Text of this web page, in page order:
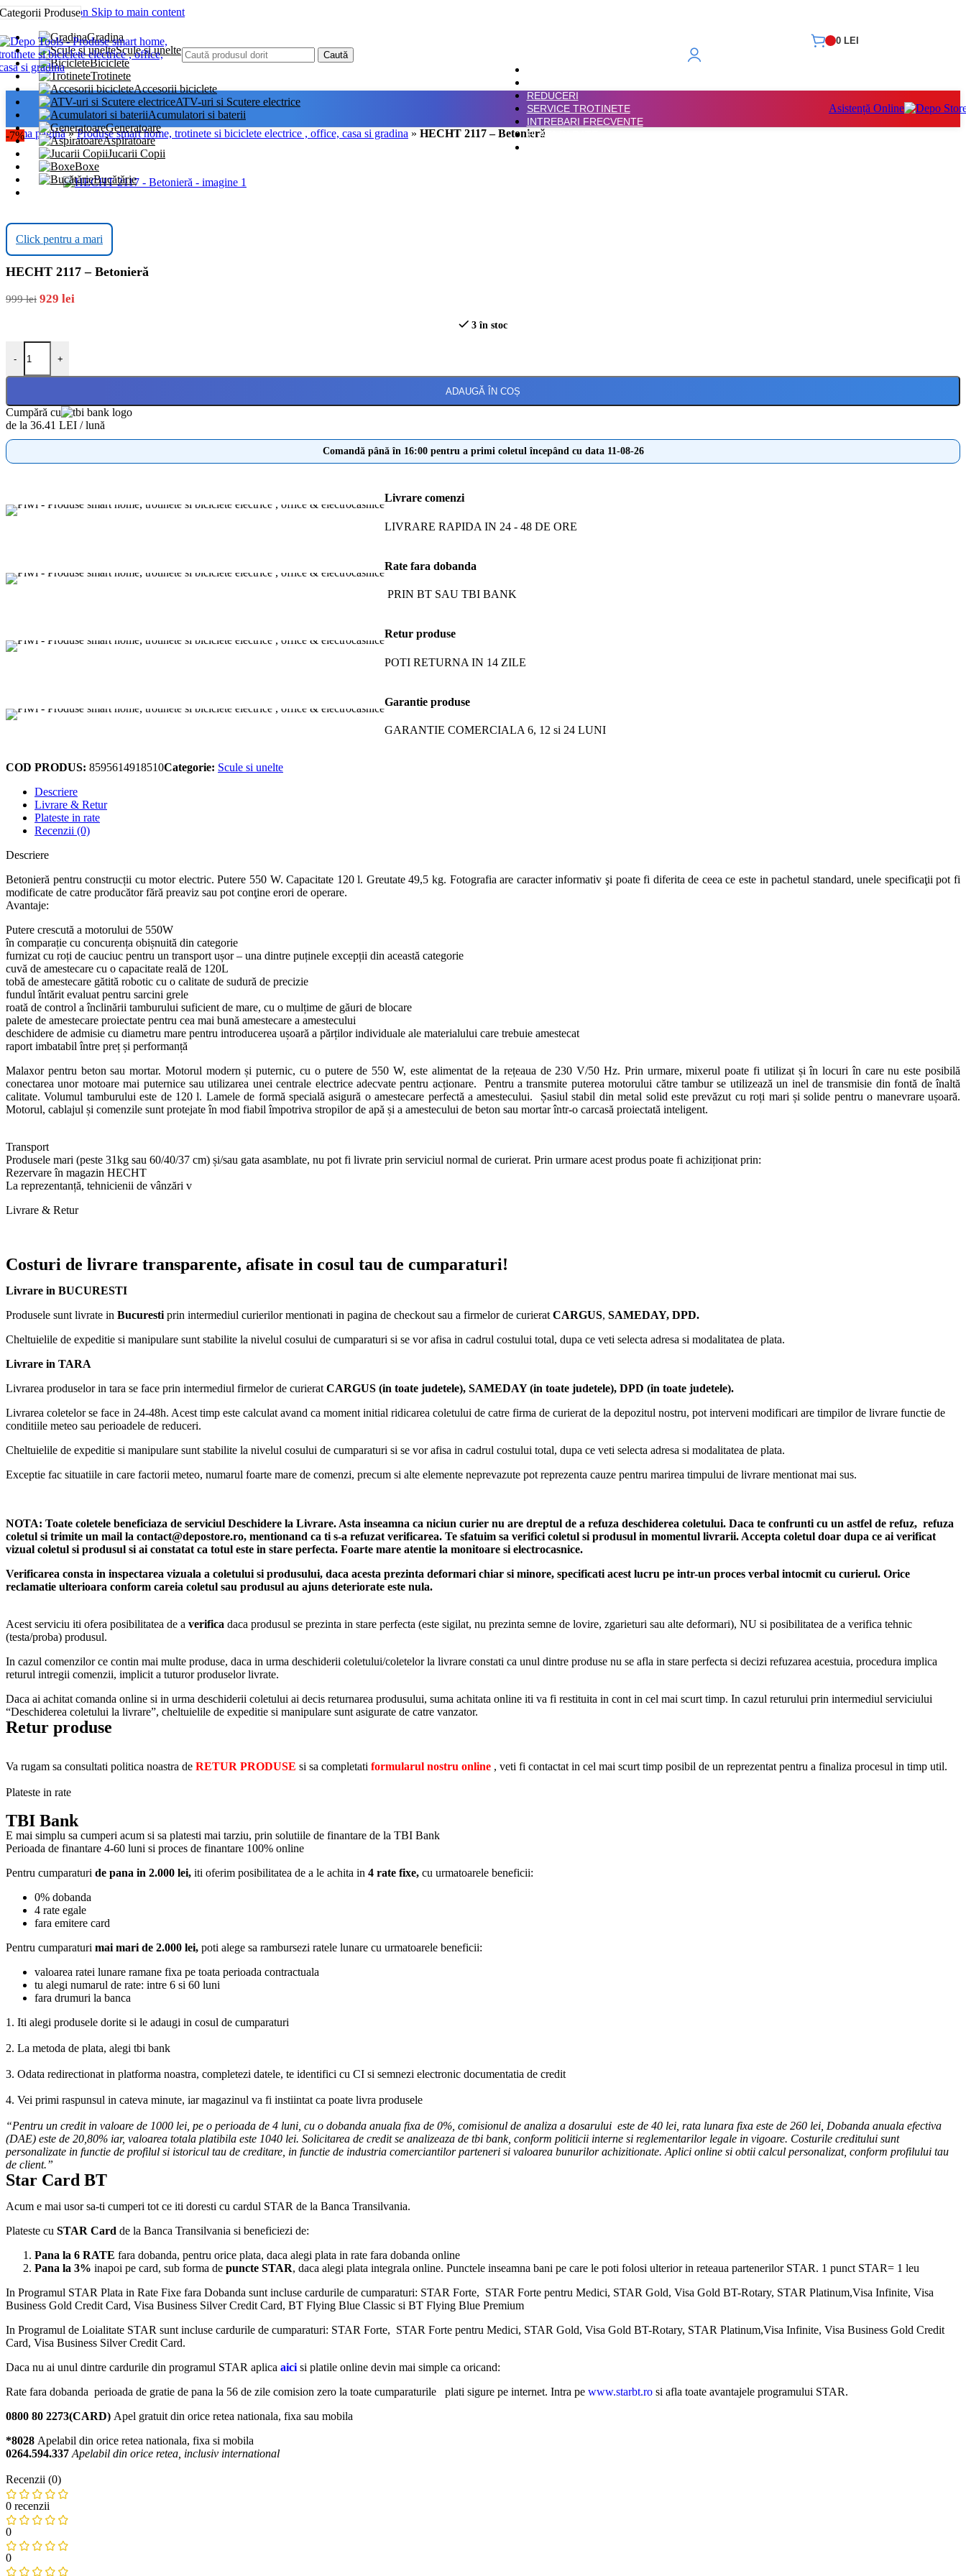
Skip to navigation Skip to main content
Caută
0 LEI
Categorii Produse
Gradina
Scule si unelte
Biciclete
Trotinete
Accesorii biciclete
ATV-uri si Scutere electrice
Acumulatori si baterii
Generatoare
Aspiratoare
Jucarii Copii
Boxe
Bucătărie
REDUCERI
SERVICE TROTINETE
INTREBARI FRECVENTE
PLATA IN RATE
Asistență Online
Prima pagină»Produse smart home, trotinete si biciclete electrice , office, casa si gradina » HECHT 2117 – Betonieră
-7%
Click pentru a mari
HECHT 2117 – Betonieră
999lei 929 lei
3 în stoc
- +
ADAUGĂ ÎN COȘ
Cumpără cu
de la 36.41 LEI / lună
Comandă până în 16:00 pentru a primi coletul începând cu data 11-08-26
Livrare comenzi
LIVRARE RAPIDA IN 24 - 48 DE ORE
Rate fara dobanda
PRIN BT SAU TBI BANK
Retur produse
POTI RETURNA IN 14 ZILE
Garantie produse
GARANTIE COMERCIALA 6, 12 si 24 LUNI
COD PRODUS: 8595614918510Categorie: Scule si unelte
Descriere
Livrare & Retur
Plateste in rate
Recenzii (0)
Descriere
Betonieră pentru construcții cu motor electric. Putere 550 W. Capacitate 120 l. Greutate 49,5 kg. Fotografia are caracter informativ şi poate fi diferita de ceea ce este in pachetul standard, unele specificaţii pot fi
modificate de catre producător fără preaviz sau pot conţine erori de operare.
Avantaje:
Putere crescută a motorului de 550W
în comparație cu concurența obișnuită din categorie
furnizat cu roți de cauciuc pentru un transport ușor – una dintre puținele excepții din această categorie
cuvă de amestecare cu o capacitate reală de 120L
tobă de amestecare gătită robotic cu o calitate de sudură de precizie
fundul întărit evaluat pentru sarcini grele
roată de control a înclinării tamburului suficient de mare, cu o mulțime de găuri de blocare
palete de amestecare proiectate pentru cea mai bună amestecare a amestecului
deschidere de admisie cu diametru mare pentru introducerea ușoară a părților individuale ale materialului care trebuie amestecat
raport imbatabil între preț și performanță
Malaxor pentru beton sau mortar. Motorul modern și puternic, cu o putere de 550 W, este alimentat de la rețeaua de 230 V/50 Hz. Prin urmare, mixerul poate fi utilizat și în locuri în care nu este posibilă
conectarea unor motoare mai puternice sau utilizarea unei centrale electrice adecvate pentru acționare. Pentru a transmite puterea motorului către tambur se utilizează un inel de transmisie din fontă de înaltă
calitate. Volumul tamburului este de 120 l. Lamele de formă specială asigură o amestecare perfectă a amestecului. Șasiul stabil din metal solid este prevăzut cu roți mari și solide pentru o manevrare ușoară.
Motorul, cablajul și comenzile sunt protejate în mod fiabil împotriva stropilor de apă și a amestecului de beton sau mortar într-o carcasă proiectată inteligent.
Transport
Produsele mari (peste 31kg sau 60/40/37 cm) și/sau gata asamblate, nu pot fi livrate prin serviciul normal de curierat. Prin urmare acest produs poate fi achiziționat prin:
Rezervare în magazin HECHT
La reprezentanță, tehnicienii de vânzări v
Livrare & Retur
Costuri de livrare transparente, afisate in cosul tau de cumparaturi!
Livrare in BUCURESTI
Produsele sunt livrate in Bucuresti prin intermediul curierilor mentionati in pagina de checkout sau a firmelor de curierat CARGUS, SAMEDAY, DPD.
Cheltuielile de expeditie si manipulare sunt stabilite la nivelul cosului de cumparaturi si se vor afisa in cadrul costului total, dupa ce veti selecta adresa si modalitatea de plata.
Livrare in TARA
Livrarea produselor in tara se face prin intermediul firmelor de curierat CARGUS (in toate judetele), SAMEDAY (in toate judetele), DPD (in toate judetele).
Livrarea coletelor se face in 24-48h. Acest timp este calculat avand ca moment initial ridicarea coletului de catre firma de curierat de la depozitul nostru, pot interveni modificari are timpilor de livrare functie de
conditiile meteo sau perioadele de reduceri.
Cheltuielile de expeditie si manipulare sunt stabilite la nivelul cosului de cumparaturi si se vor afisa in cadrul costului total, dupa ce veti selecta adresa si modalitatea de plata.
Exceptie fac situatiile in care factorii meteo, numarul foarte mare de comenzi, precum si alte elemente neprevazute pot reprezenta cauze pentru marirea timpului de livrare mentionat mai sus.
NOTA: Toate coletele beneficiaza de serviciul Deschidere la Livrare. Asta inseamna ca niciun curier nu are dreptul de a refuza deschiderea coletului. Daca te confrunti cu un astfel de refuz, refuza
coletul si trimite un mail la contact@depostore.ro, mentionand ca ti s-a refuzat verificarea. Te sfatuim sa verifici coletul si produsul in momentul livrarii. Accepta coletul doar dupa ce ai verificat
vizual coletul si produsul si ai constatat ca totul este in stare perfecta. Foarte mare atentie la monitoare si electrocasnice.
Verificarea consta in inspectarea vizuala a coletului si produsului, daca acesta prezinta deformari chiar si minore, specificati acest lucru pe intr-un proces verbal intocmit cu curierul. Orice
reclamatie ulterioara conform careia coletul sau produsul au ajuns deteriorate este nula.
Acest serviciu iti ofera posibilitatea de a verifica daca produsul se prezinta in stare perfecta (este sigilat, nu prezinta semne de lovire, zgarieturi sau alte deformari), NU si posibilitatea de a verifica tehnic
(testa/proba) produsul.
In cazul comenzilor ce contin mai multe produse, daca in urma deschiderii coletului/coletelor la livrare constati ca unul dintre produse nu se afla in stare perfecta si decizi refuzarea acestuia, procedura implica
returul intregii comenzii, implicit a tuturor produselor livrate.
Daca ai achitat comanda online si in urma deschiderii coletului ai decis returnarea produsului, suma achitata online iti va fi restituita in cont in cel mai scurt timp. In cazul returului prin intermediul serviciului
“Deschiderea coletului la livrare”, cheltuielile de expeditie si manipulare sunt asigurate de catre vanzator.
Retur produse
Va rugam sa consultati politica noastra de RETUR PRODUSE si sa completati formularul nostru online , veti fi contactat in cel mai scurt timp posibil de un reprezentat pentru a finaliza procesul in timp util.
Plateste in rate
TBI Bank
E mai simplu sa cumperi acum si sa platesti mai tarziu, prin solutiile de finantare de la TBI Bank
Perioada de finantare 4-60 luni si proces de finantare 100% online
Pentru cumparaturi de pana in 2.000 lei, iti oferim posibilitatea de a le achita in 4 rate fixe, cu urmatoarele beneficii:
0% dobanda
4 rate egale
fara emitere card
Pentru cumparaturi mai mari de 2.000 lei, poti alege sa rambursezi ratele lunare cu urmatoarele beneficii:
valoarea ratei lunare ramane fixa pe toata perioada contractuala
tu alegi numarul de rate: intre 6 si 60 luni
fara drumuri la banca
1. Iti alegi produsele dorite si le adaugi in cosul de cumparaturi
2. La metoda de plata, alegi tbi bank
3. Odata redirectionat in platforma noastra, completezi datele, te identifici cu CI si semnezi electronic documentatia de credit
4. Vei primi raspunsul in cateva minute, iar magazinul va fi instiintat ca poate livra produsele
“Pentru un credit in valoare de 1000 lei, pe o perioada de 4 luni, cu o dobanda anuala fixa de 0%, comisionul de analiza a dosarului este de 40 lei, rata lunara fixa este de 260 lei, Dobanda anuala efectiva
(DAE) este de 20,80% iar, valoarea totala platibila este 1040 lei. Solicitarea de credit se analizeaza de tbi bank, conform politicii interne si reglementarilor legale in vigoare. Costurile creditului sunt
personalizate in functie de profilul si istoricul tau de creditare, in functie de industria comerciantilor parteneri si valoarea bunurilor achizitionate. Aplici online si obtii calcul personalizat, conform profilului tau
de client.”
Star Card BT
Acum e mai usor sa-ti cumperi tot ce iti doresti cu cardul STAR de la Banca Transilvania.
Plateste cu STAR Card de la Banca Transilvania si beneficiezi de:
Pana la 6 RATE fara dobanda, pentru orice plata, daca alegi plata in rate fara dobanda online
Pana la 3% inapoi pe card, sub forma de puncte STAR, daca alegi plata integrala online. Punctele inseamna bani pe care le poti folosi ulterior in reteaua partenerilor STAR. 1 punct STAR= 1 leu
In Programul STAR Plata in Rate Fixe fara Dobanda sunt incluse cardurile de cumparaturi: STAR Forte, STAR Forte pentru Medici, STAR Gold, Visa Gold BT-Rotary, STAR Platinum,Visa Infinite, Visa
Business Gold Credit Card, Visa Business Silver Credit Card, BT Flying Blue Classic si BT Flying Blue Premium
In Programul de Loialitate STAR sunt incluse cardurile de cumparaturi: STAR Forte, STAR Forte pentru Medici, STAR Gold, Visa Gold BT-Rotary, STAR Platinum,Visa Infinite, Visa Business Gold Credit
Card, Visa Business Silver Credit Card.
Daca nu ai unul dintre cardurile din programul STAR aplica aici si platile online devin mai simple ca oricand:
Rate fara dobanda perioada de gratie de pana la 56 de zile comision zero la toate cumparaturile plati sigure pe internet. Intra pe www.starbt.ro si afla toate avantajele programului STAR.
0800 80 2273(CARD) Apel gratuit din orice retea nationala, fixa sau mobila
*8028 Apelabil din orice retea nationala, fixa si mobila
0264.594.337 Apelabil din orice retea, inclusiv international
Recenzii (0)
0 recenzii
0
0